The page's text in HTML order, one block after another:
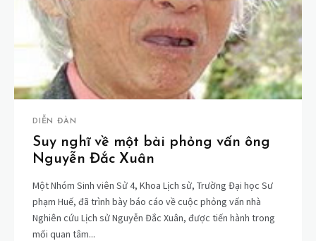
DIỄN ĐÀN
Suy nghĩ về một bài phỏng vấn ông
Nguyễn Đắc Xuân
Một Nhóm Sinh viên Sử 4, Khoa Lịch sử, Trường Đại học Sư
phạm Huế, đã trình bày báo cáo về cuộc phỏng vấn nhà
Nghiên cứu Lịch sử Nguyễn Đắc Xuân, được tiến hành trong
mối quan tâm...